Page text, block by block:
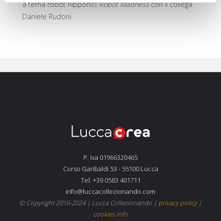
a tema robot nipponiciRobot Madnesscon il collega
Daniele Rudoni.
P. Iva 01966320465
Corso Garibaldi 53 - 55100 Lucca
Tel. +39 0583 401711
info@luccacollezionando.com
© Copyright 2016-2024 | Lucca Collezionando | privacy policy|
cookies info